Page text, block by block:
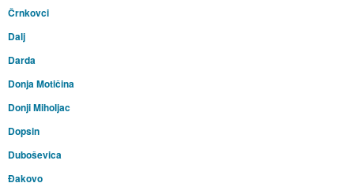
Črnkovci
Dalj
Darda
Donja Motičina
Donji Miholjac
Dopsin
Duboševica
Đakovo